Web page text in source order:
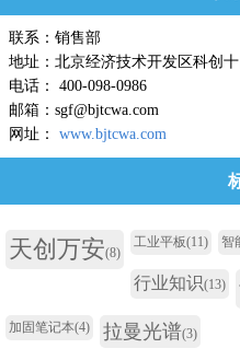
联系：销售部
地址：北京经济技术开发区科创
电话： 400-098-0986
邮箱：sgf@bjtcwa.com
网址： www.bjtcwa.com
天创万安(8)
工业平板(11) 智
行业知识(13)
加固笔记本(4) 拉曼光谱(3)